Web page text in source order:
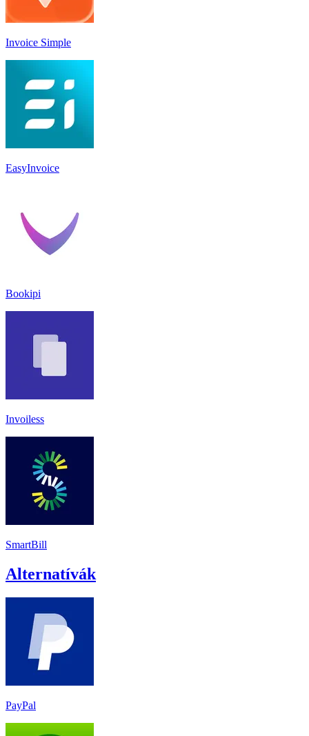
Invoice Simple
EasyInvoice
Bookipi
Invoiless
SmartBill
Alternatívák
PayPal